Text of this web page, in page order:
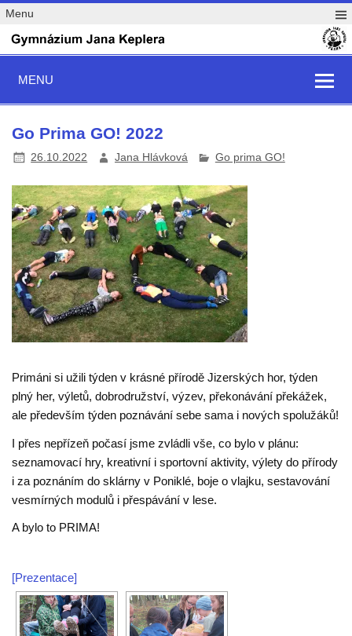
Menu
MENU
Go Prima GO! 2022
26.10.2022 Jana Hlávková Go prima GO!
Primáni si užili týden v krásné přírodě Jizerských hor, týden
plný her, výletů, dobrodružství, výzev, překonávání překážek,
ale především týden poznávání sebe sama i nových spolužáků!
I přes nepřízeň počasí jsme zvládli vše, co bylo v plánu:
seznamovací hry, kreativní i sportovní aktivity, výlety do přírody
i za poznáním do sklárny v Poniklé, boje o vlajku, sestavování
vesmírných modulů i přespávání v lese.
A bylo to PRIMA!
[Prezentace]